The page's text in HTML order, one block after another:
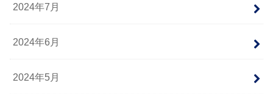
2024年7月
2024年6月
2024年5月